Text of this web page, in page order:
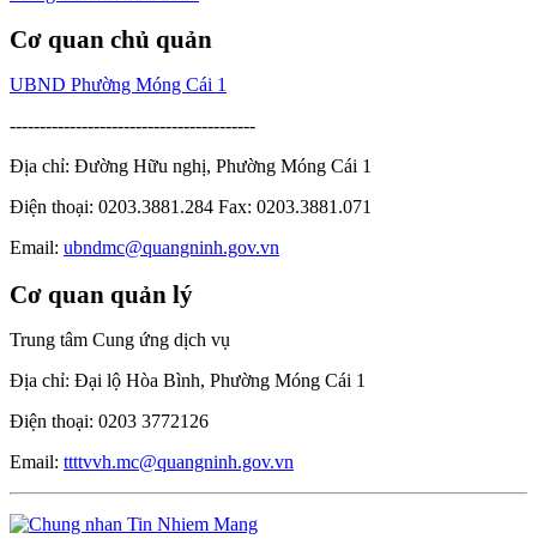
Cơ quan chủ quản
UBND Phường Móng Cái 1
-----------------------------------------
Địa chỉ: Đường Hữu nghị, Phường Móng Cái 1
Điện thoại: 0203.3881.284 Fax: 0203.3881.071
Email: ubndmc@quangninh.gov.vn
Cơ quan quản lý
Trung tâm Cung ứng dịch vụ
Địa chỉ: Đại lộ Hòa Bình, Phường Móng Cái 1
Điện thoại: 0203 3772126
Email: ttttvvh.mc@quangninh.gov.vn